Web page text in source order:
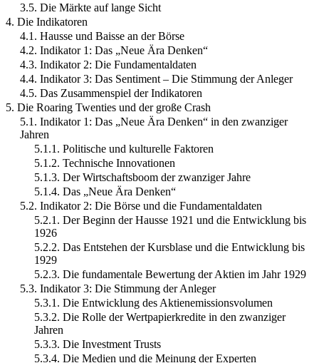
3.5. Die Märkte auf lange Sicht
4. Die Indikatoren
4.1. Hausse und Baisse an der Börse
4.2. Indikator 1: Das „Neue Ära Denken“
4.3. Indikator 2: Die Fundamentaldaten
4.4. Indikator 3: Das Sentiment – Die Stimmung der Anleger
4.5. Das Zusammenspiel der Indikatoren
5. Die Roaring Twenties und der große Crash
5.1. Indikator 1: Das „Neue Ära Denken“ in den zwanziger
Jahren
5.1.1. Politische und kulturelle Faktoren
5.1.2. Technische Innovationen
5.1.3. Der Wirtschaftsboom der zwanziger Jahre
5.1.4. Das „Neue Ära Denken“
5.2. Indikator 2: Die Börse und die Fundamentaldaten
5.2.1. Der Beginn der Hausse 1921 und die Entwicklung bis
1926
5.2.2. Das Entstehen der Kursblase und die Entwicklung bis
1929
5.2.3. Die fundamentale Bewertung der Aktien im Jahr 1929
5.3. Indikator 3: Die Stimmung der Anleger
5.3.1. Die Entwicklung des Aktienemissionsvolumen
5.3.2. Die Rolle der Wertpapierkredite in den zwanziger
Jahren
5.3.3. Die Investment Trusts
5.3.4. Die Medien und die Meinung der Experten